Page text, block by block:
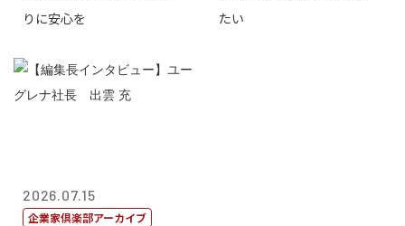
りに安心を
たい
2026.07.15
企業家倶楽部アーカイブ